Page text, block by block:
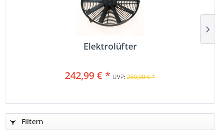
Elektrolüfter
242,99 € * UVP:250,00 € *
Filtern